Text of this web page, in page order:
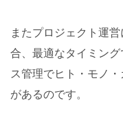
またプロジェクト運
合、最適なタイミン
ス管理でヒト・モノ
があるのです。